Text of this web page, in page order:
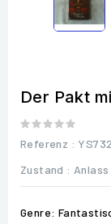
Der Pakt
Referenz :
Zustand : Anlass
Genre: